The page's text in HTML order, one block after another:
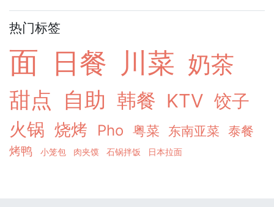
热门标签
面 日餐 川菜 奶茶
甜点 自助 韩餐 KTV 饺子
火锅 烧烤 Pho 粤菜 东南亚菜 泰餐
烤鸭 小笼包 肉夹馍 石锅拌饭 日本拉面